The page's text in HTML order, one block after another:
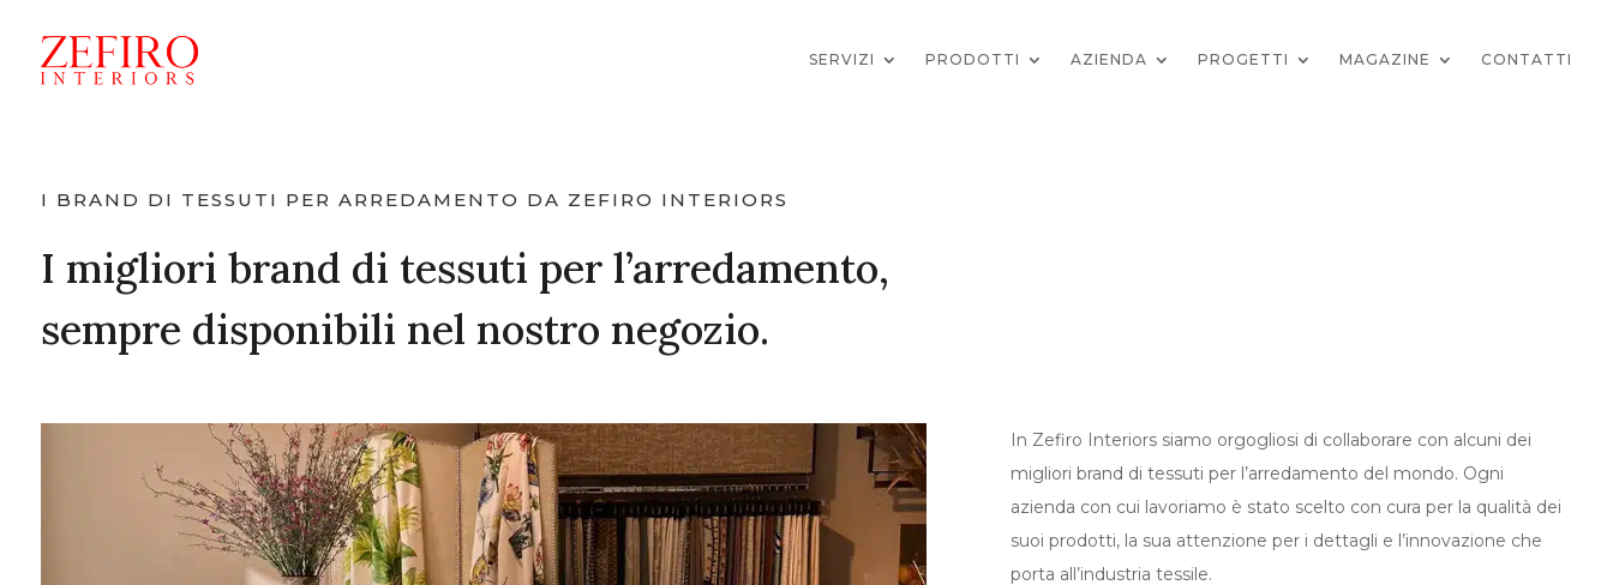
SERVIZI PRODOTTI AZIENDA PROGETTI MAGAZINE CONTATTI
I BRAND DI TESSUTI PER ARREDAMENTO DA ZEFIRO INTERIORS
I migliori brand di tessuti per l’arredamento,
sempre disponibili nel nostro negozio.
In Zefiro Interiors siamo orgogliosi di collaborare con alcuni dei
migliori brand di tessuti per l’arredamento del mondo. Ogni
azienda con cui lavoriamo è stato scelto con cura per la qualità dei
suoi prodotti, la sua attenzione per i dettagli e l’innovazione che
porta all’industria tessile.